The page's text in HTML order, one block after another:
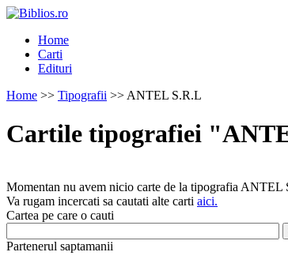
Home
Carti
Edituri
Home >> Tipografii >> ANTEL S.R.L
Cartile tipografiei
Momentan nu avem nicio carte de la tipografia ANTEL
Va rugam incercati sa cautati alte carti aici.
Cartea pe care o cauti
Partenerul saptamanii